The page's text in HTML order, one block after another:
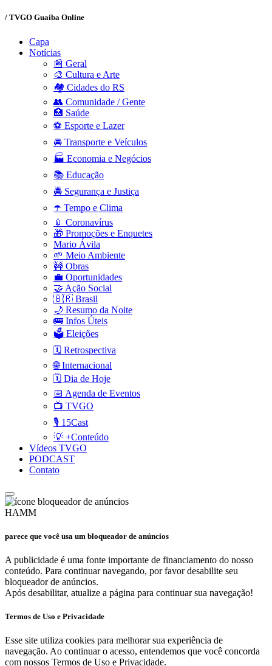
/ TVGO Guaíba Online
Capa
Notícias
📰 Geral
🎨 Cultura e Arte
🏘️ Cidades do RS
👥 Comunidade / Gente
🏥 Saúde
⚽ Esporte e Lazer
🚘 Transporte e Veículos
🏭 Economia e Negócios
📚 Educação
🚔 Segurança e Justiça
☂️ Tempo e Clima
💉 Coronavírus
🎁 Promoções e Enquetes
Mario Ávila
🌱 Meio Ambiente
🚧 Obras
💼 Oportunidades
🤝 Ação Social
🇧🇷 Brasil
🌙 Resumo da Noite
🚌 Infos Úteis
🗳️ Eleições
🗓️ Retrospectiva
🌐 Internacional
🗓️ Dia de Hoje
📅 Agenda de Eventos
📺 TVGO
🎙️ 15Cast
💡 +Conteúdo
Vídeos TVGO
PODCAST
Contato
HAMM
parece que você usa um bloqueador de anúncios
A publicidade é uma fonte importante de financiamento do nosso
conteúdo. Para continuar navegando, por favor desabilite seu
bloqueador de anúncios.
Após desabilitar, atualize a página para continuar sua navegação!
Termos de Uso e Privacidade
Esse site utiliza cookies para melhorar sua experiência de
navegação. Ao continuar o acesso, entendemos que você concorda
com nossos Termos de Uso e Privacidade.